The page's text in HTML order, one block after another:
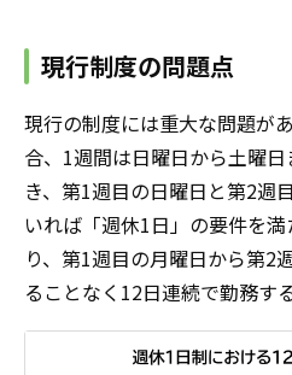
現行制度の問題点
現行の制度には重大な問題が
合、1週間は日曜日から土曜
き、第1週目の日曜日と第2週
いれば「週休1日」の要件を
り、第1週目の月曜日から第2
ることなく12日連続で勤務す